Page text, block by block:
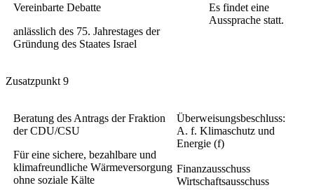
Vereinbarte Debatte
anlässlich des 75. Jahrestages der
Gründung des Staates Israel
Es findet eine
Aussprache statt.
Zusatzpunkt 9
Beratung des Antrags der Fraktion
der CDU/CSU
Für eine sichere, bezahlbare und
klimafreundliche Wärmeversorgung
ohne soziale Kälte
Überweisungsbeschluss:
A. f. Klimaschutz und
Energie (f)
Finanzausschuss
Wirtschaftsausschuss